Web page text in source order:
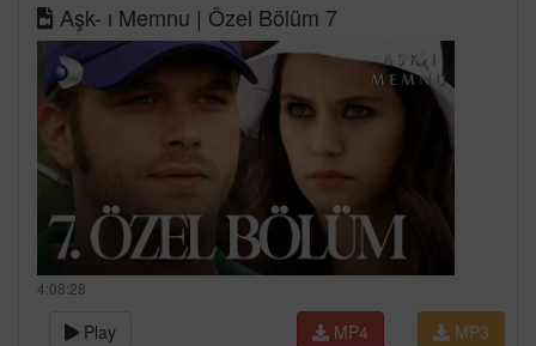
Aşk- ı Memnu | Özel Bölüm 7
4:08:28
Play MP3
MP4